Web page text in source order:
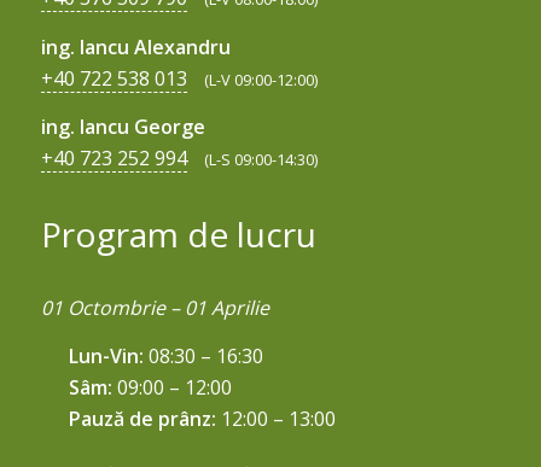
ing. Iancu Alexandru
+40 722 538 013
(L-V 09:00-12:00)
ing. Iancu George
+40 723 252 994
(L-S 09:00-14:30)
Program de lucru
01 Octombrie – 01 Aprilie
Lun-Vin: 08:30 – 16:30
Sâm: 09:00 – 12:00
Pauză de prânz: 12:00 – 13:00